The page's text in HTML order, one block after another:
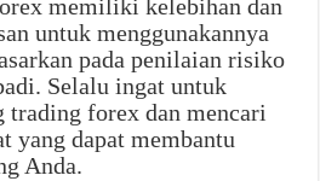
memiliki kelebihan dan
untuk menggunakannya
pada penilaian risiko
Selalu ingat untuk
trading forex dan mencari
yang dapat membantu
Anda.